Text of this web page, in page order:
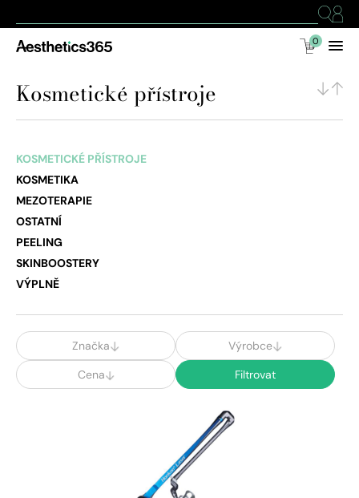
0
Kosmetické přístroje
KOSMETICKÉ PŘÍSTROJE
KOSMETIKA
MEZOTERAPIE
OSTATNÍ
PEELING
SKINBOOSTERY
VÝPLNĚ
Značka
Výrobce
Cena
Filtrovat